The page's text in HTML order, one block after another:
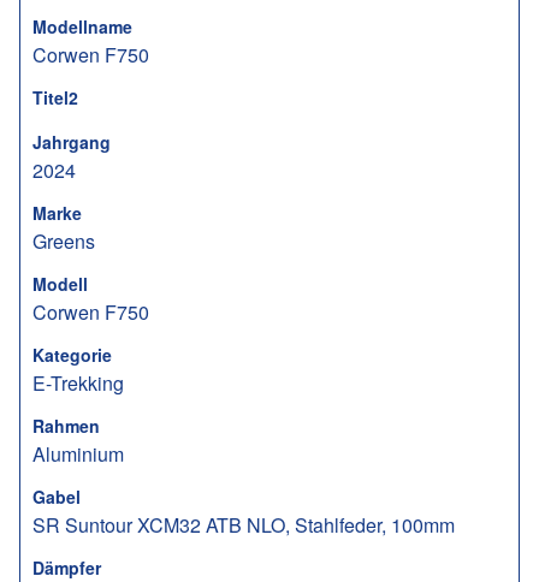
Modellname
Corwen F750
Titel2
Jahrgang
2024
Marke
Greens
Modell
Corwen F750
Kategorie
E-Trekking
Rahmen
Aluminium
Gabel
SR Suntour XCM32 ATB NLO, Stahlfeder, 100mm
Dämpfer